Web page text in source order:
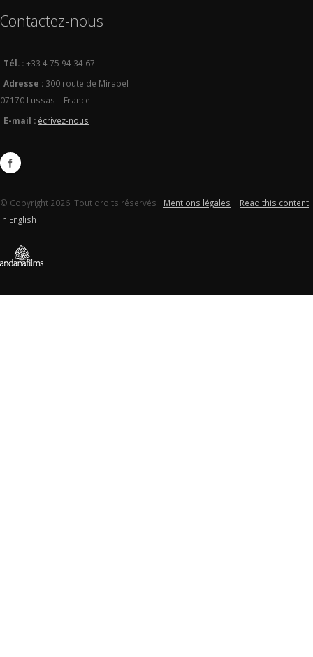
Contactez-nous
Tél. :+33 4 75 94 34 67
Adresse : 300 route de Mirabel
07170 Lussas – France
E-mail : écrivez-nous
© Copyright 2026. Tout droits réservés | Mentions légales | Read this content
in English